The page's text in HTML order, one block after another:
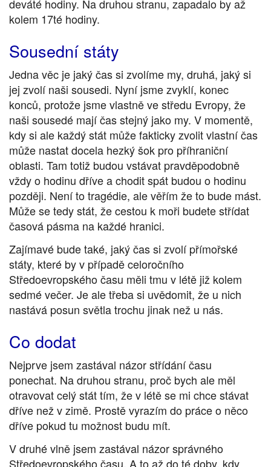
deváté hodiny. Na druhou stranu, zapadalo by až
kolem 17té hodiny.
Sousední státy
Jedna věc je jaký čas si zvolíme my, druhá, jaký si
jej zvolí naši sousedi. Nyní jsme zvyklí, konec
konců, protože jsme vlastně ve středu Evropy, že
naši sousedé mají čas stejný jako my. V momentě,
kdy si ale každý stát může fakticky zvolit vlastní čas
může nastat docela hezký šok pro příhraniční
oblasti. Tam totiž budou vstávat pravděpodobně
vždy o hodinu dříve a chodit spát budou o hodinu
později. Není to tragédie, ale věřím že to bude mást.
Může se tedy stát, že cestou k moři budete střídat
časová pásma na každé hranici.
Zajímavé bude také, jaký čas si zvolí přímořské
státy, které by v případě celoročního
Středoevropského času měli tmu v létě již kolem
sedmé večer. Je ale třeba si uvědomit, že u nich
nastává posun světla trochu jinak než u nás.
Co dodat
Nejprve jsem zastával názor střídání času
ponechat. Na druhou stranu, proč bych ale měl
otravovat celý stát tím, že v létě se mi chce stávat
dříve než v zimě. Prostě vyrazím do práce o něco
dříve pokud tu možnost budu mít.
V druhé vlně jsem zastával názor správného
Středoevropského času. A to až do té doby, kdy